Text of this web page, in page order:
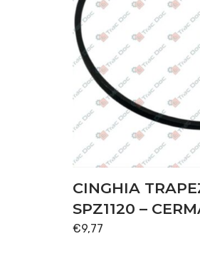
IMPIANTO
IMPIANTO
MOTORE (226)
POMPE(47)
PONTE ANTERIORE
TRASMISSIONE
CINGHIA
SPZ1120 –
€9,77